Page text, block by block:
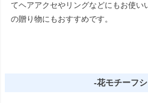
てヘアアクセやリングなどにもお使い
の贈り物にもおすすめです。
-花モチーフ